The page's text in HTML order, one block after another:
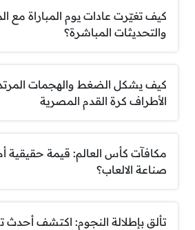
كيف تغيّرت عادات يوم المباراة مع
والتحديثات المباشرة؟
كيف يشكل الضغط والهجمات
الأطراف كرة القدم المصرية
مكافآت كأس العالم: قيمة
صناعة الالعاب؟
تألق بإطلالة النجوم: اكتشف أحدث